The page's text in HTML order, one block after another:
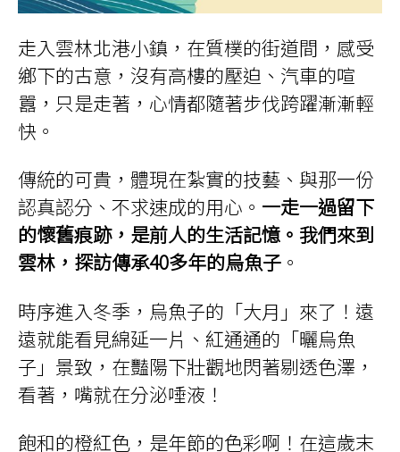
走入雲林北港小鎮，在質樸的街道間，感受
鄉下的古意，沒有高樓的壓迫、汽車的喧
囂，只是走著，心情都隨著步伐跨躍漸漸輕
快。
傳統的可貴，體現在紮實的技藝、與那一份
認真認分、不求速成的用心。 一走一過留下
的懷舊痕跡，是前人的生活記憶。我們來到
雲林，探訪傳承40多年的烏魚子 。
時序進入冬季，烏魚子的「大月」來了！遠
遠就能看見綿延一片、紅通通的「曬烏魚
子」景致，在豔陽下壯觀地閃著剔透色澤，
看著，嘴就在分泌唾液！
飽和的橙紅色，是年節的色彩啊！在這歲末